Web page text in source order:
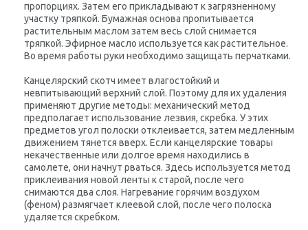
пропорциях. Затем его прикладывают к загрязненному
участку тряпкой. Бумажная основа пропитывается
растительным маслом затем весь слой снимается
тряпкой. Эфирное масло используется как растительное.
Во время работы руки необходимо защищать перчатками.
Канцелярский скотч имеет влагостойкий и
невпитывающий верхний слой. Поэтому для их удаления
применяют другие методы: механический метод
предполагает использование лезвия, скребка. У этих
предметов угол полоски отклеивается, затем медленным
движением тянется вверх. Если канцелярские товары
некачественные или долгое время находились в
самолете, они начнут рваться. Здесь используется метод
приклеивания новой ленты к старой, после чего
снимаются два слоя. Нагревание горячим воздухом
(феном) размягчает клеевой слой, после чего полоска
удаляется скребком.